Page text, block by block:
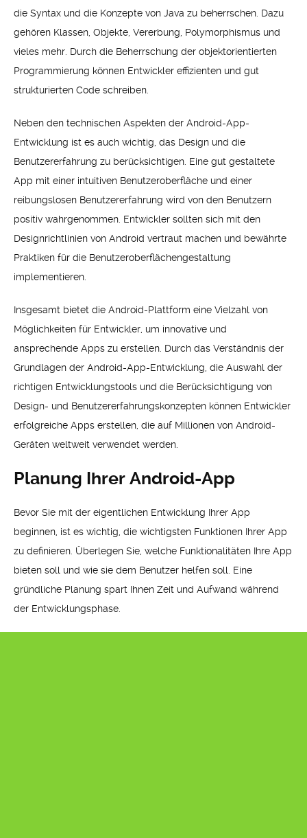
die Syntax und die Konzepte von Java zu beherrschen. Dazu
gehören Klassen, Objekte, Vererbung, Polymorphismus und
vieles mehr. Durch die Beherrschung der objektorientierten
Programmierung können Entwickler effizienten und gut
strukturierten Code schreiben.
Neben den technischen Aspekten der Android-App-
Entwicklung ist es auch wichtig, das Design und die
Benutzererfahrung zu berücksichtigen. Eine gut gestaltete
App mit einer intuitiven Benutzeroberfläche und einer
reibungslosen Benutzererfahrung wird von den Benutzern
positiv wahrgenommen. Entwickler sollten sich mit den
Designrichtlinien von Android vertraut machen und bewährte
Praktiken für die Benutzeroberflächengestaltung
implementieren.
Insgesamt bietet die Android-Plattform eine Vielzahl von
Möglichkeiten für Entwickler, um innovative und
ansprechende Apps zu erstellen. Durch das Verständnis der
Grundlagen der Android-App-Entwicklung, die Auswahl der
richtigen Entwicklungstools und die Berücksichtigung von
Design- und Benutzererfahrungskonzepten können Entwickler
erfolgreiche Apps erstellen, die auf Millionen von Android-
Geräten weltweit verwendet werden.
Planung Ihrer Android-App
Bevor Sie mit der eigentlichen Entwicklung Ihrer App
beginnen, ist es wichtig, die wichtigsten Funktionen Ihrer App
zu definieren. Überlegen Sie, welche Funktionalitäten Ihre App
bieten soll und wie sie dem Benutzer helfen soll. Eine
gründliche Planung spart Ihnen Zeit und Aufwand während
der Entwicklungsphase.